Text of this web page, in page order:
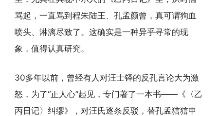
骂起，一直骂到程朱陆王、孔孟颜曾，真可谓狗血
喷头、淋漓尽致了。这确实是一种异乎寻常的现
象，值得认真研究。
30多年以前，曾经有人对汪士铎的反孔言论大为激
怒，为了“正人心”起见，专门著了一本书——《〈乙
丙日记〉纠缪》，对汪氏逐条反驳，替孔孟狺狺申